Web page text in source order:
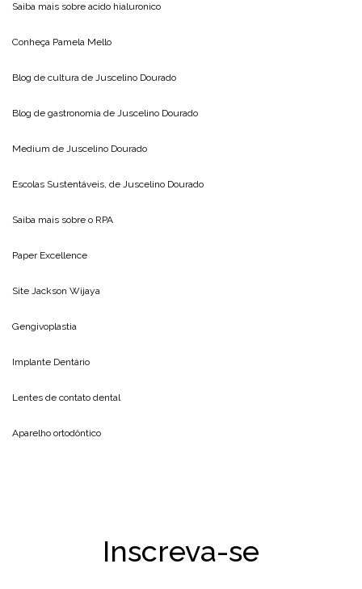
Saiba mais sobre acido hialuronico
Conheça Pamela Mello
Blog de cultura de Juscelino Dourado
Blog de gastronomia de Juscelino Dourado
Medium de Juscelino Dourado
Escolas Sustentáveis, de Juscelino Dourado
Saiba mais sobre o RPA
Paper Excellence
Site Jackson Wijaya
Gengivoplastia
Implante Dentário
Lentes de contato dental
Aparelho ortodôntico
Inscreva-se